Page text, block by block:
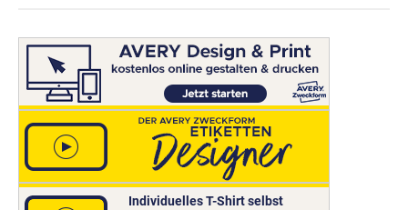
Individuelles T-Shirt selbst